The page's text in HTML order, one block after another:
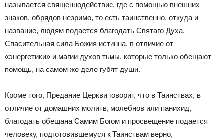
называется священнодействие, где с помощью внешних
знаков, обрядов незримо, то есть таинственно, откуда и
название, людям подается благодать Святаго Духа.
Спасительная сила Божия истинна, в отличие от
«энергетики» и магии духов тьмы, которые только обещают
помощь, на самом же деле губят души.
Кроме того, Предание Церкви говорит, что в Таинствах, в
отличие от домашних молитв, молебнов или панихид,
благодать обещана Самим Богом и просвещение подается
человеку, подготовившемуся к Таинствам верно,